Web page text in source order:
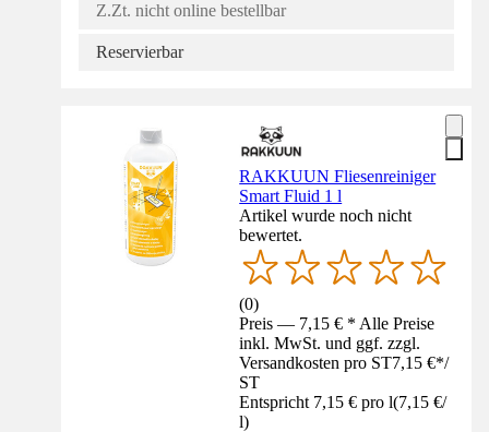
Z.Zt. nicht online bestellbar
Reservierbar
RAKKUUN Fliesenreiniger
Smart Fluid 1 l
Artikel wurde noch nicht
bewertet.
(0)
Preis — 7,15 € * Alle Preise
inkl. MwSt. und ggf. zzgl.
Versandkosten pro ST7,15 €*/
ST
Entspricht 7,15 € pro l(7,15 €/
l)